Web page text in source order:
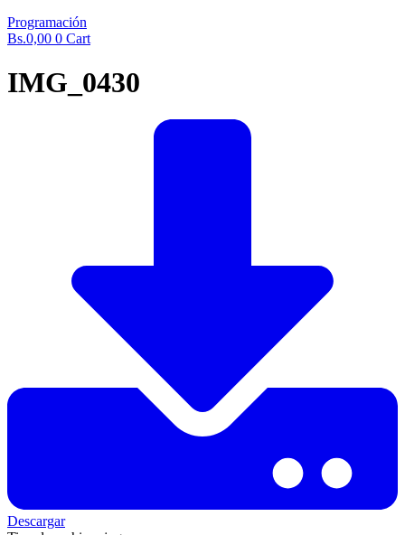
Programación
Bs.0,00 0 Cart
IMG_0430
Descargar